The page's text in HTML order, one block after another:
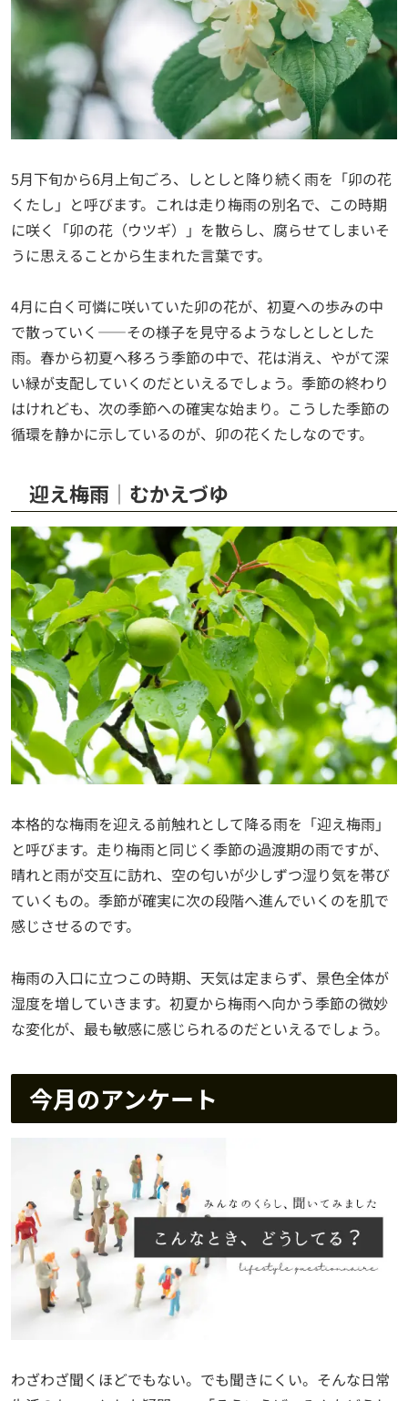
5月下旬から6月上旬ごろ、しとしと降り続く雨を「卯の花
くたし」と呼びます。これは走り梅雨の別名で、この時期
に咲く「卯の花（ウツギ）」を散らし、腐らせてしまいそ
うに思えることから生まれた言葉です。
4月に白く可憐に咲いていた卯の花が、初夏への歩みの中
で散っていく——その様子を見守るようなしとしとした
雨。春から初夏へ移ろう季節の中で、花は消え、やがて深
い緑が支配していくのだといえるでしょう。季節の終わり
はけれども、次の季節への確実な始まり。こうした季節の
循環を静かに示しているのが、卯の花くたしなのです。
迎え梅雨│むかえづゆ
本格的な梅雨を迎える前触れとして降る雨を「迎え梅雨」
と呼びます。走り梅雨と同じく季節の過渡期の雨ですが、
晴れと雨が交互に訪れ、空の匂いが少しずつ湿り気を帯び
ていくもの。季節が確実に次の段階へ進んでいくのを肌で
感じさせるのです。
梅雨の入口に立つこの時期、天気は定まらず、景色全体が
湿度を増していきます。初夏から梅雨へ向かう季節の微妙
な変化が、最も敏感に感じられるのだといえるでしょう。
今月のアンケート
わざわざ聞くほどでもない。でも聞きにくい。そんな日常